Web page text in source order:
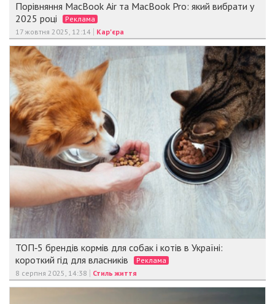
Порівняння MacBook Air та MacBook Pro: який вибрати у
2025 році
Реклама
17 жовтня 2025, 12:14
Кар'єра
ТОП‑5 брендів кормів для собак і котів в Україні:
короткий гід для власників
Реклама
8 серпня 2025, 14:38
Стиль життя